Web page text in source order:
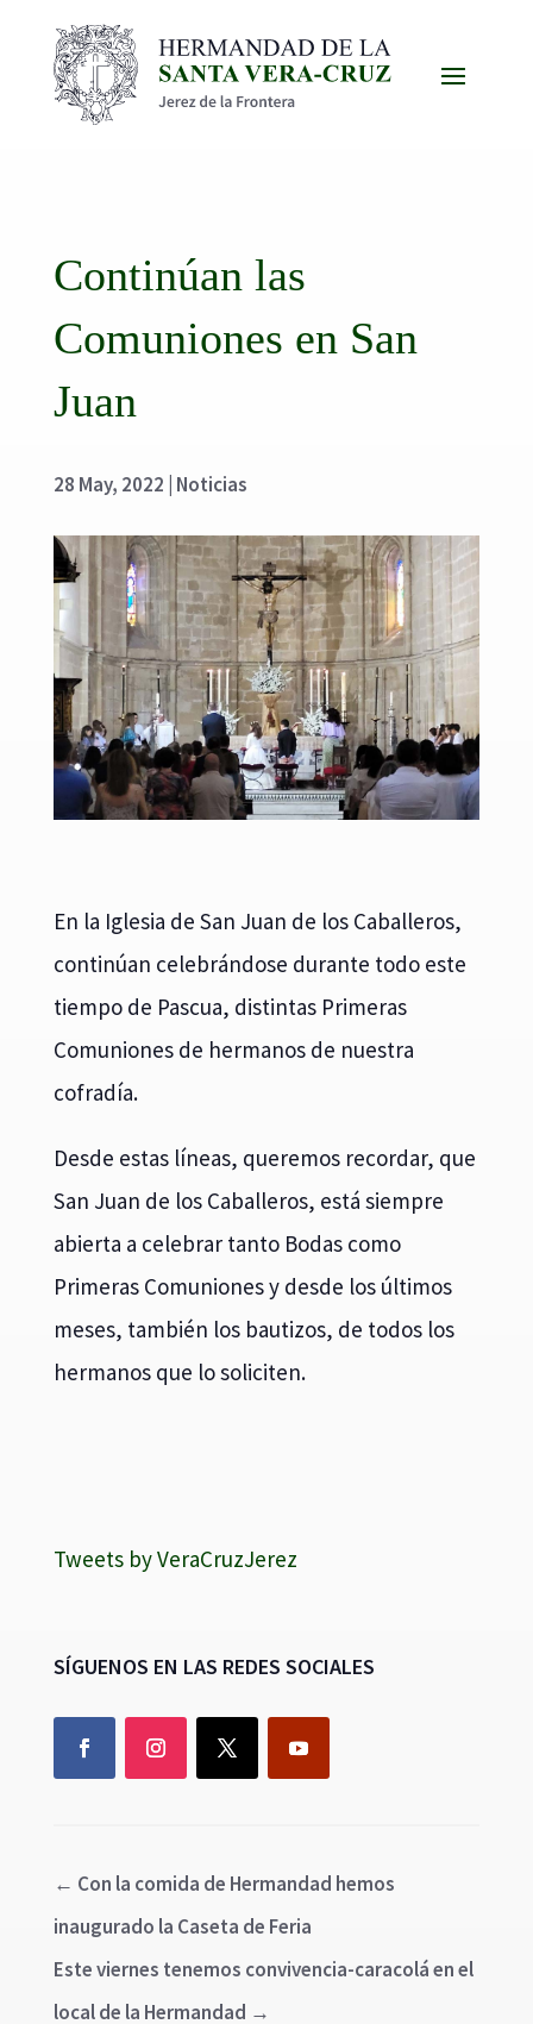
Continúan las
Comuniones en San
Juan
28 May, 2022 Noticias
En la Iglesia de San Juan de los Caballeros,
continúan celebrándose durante todo este
tiempo de Pascua, distintas Primeras
Comuniones de hermanos de nuestra
cofradía.
Desde estas líneas, queremos recordar, que
San Juan de los Caballeros, está siempre
abierta a celebrar tanto Bodas como
Primeras Comuniones y desde los últimos
meses, también los bautizos, de todos los
hermanos que lo soliciten.
Tweets by VeraCruzJerez
SÍGUENOS EN LAS REDES SOCIALES
← Con la comida de Hermandad hemos
inaugurado la Caseta de Feria
Este viernes tenemos convivencia-caracolá en el
local de la Hermandad →